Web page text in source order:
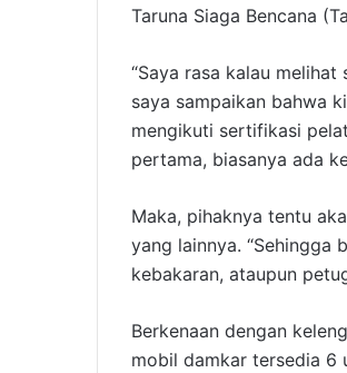
Taruna Siaga Bencana
“Saya rasa kalau
saya sampaikan bahwa
mengikuti sertifikasi
pertama, biasanya ada
Maka, pihaknya tentu
yang lainnya. “Sehingga
kebakaran, ataupun
Berkenaan dengan
mobil damkar tersedia 6